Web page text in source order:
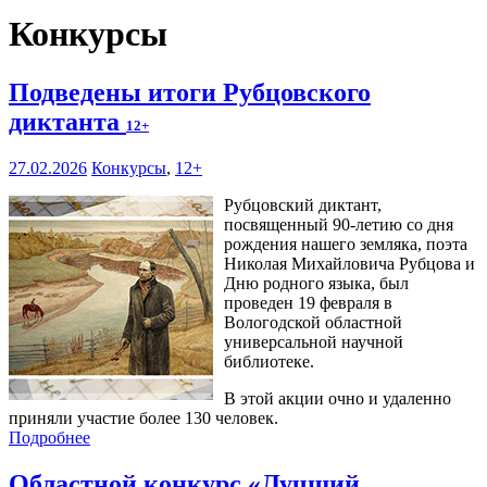
Конкурсы
Подведены итоги Рубцовского
диктанта 12+
27.02.2026 Конкурсы, 12+
Рубцовский диктант,
посвященный 90-летию со дня
рождения нашего земляка, поэта
Николая Михайловича Рубцова и
Дню родного языка, был
проведен 19 февраля в
Вологодской областной
универсальной научной
библиотеке.
В этой акции очно и удаленно
приняли участие более 130 человек.
Подробнее